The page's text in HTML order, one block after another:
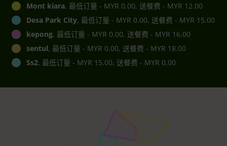
Mont kiara, 最低订量 - MYR 0.00, 送餐费 - MYR 12.00
Desa Park City, 最低订量 - MYR 0.00, 送餐费 - MYR 15.00
kepong, 最低订量 - MYR 0.00, 送餐费 - MYR 16.00
sentul, 最低订量 - MYR 0.00, 送餐费 - MYR 18.00
Ss2, 最低订量 - MYR 15.00, 送餐费 - MYR 0.00